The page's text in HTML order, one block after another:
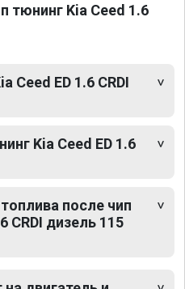
тюнинг Kia Ceed 1.6
Ceed ED 1.6 CRDI
Kia Ceed ED 1.6
после чип
CRDI дизель 115